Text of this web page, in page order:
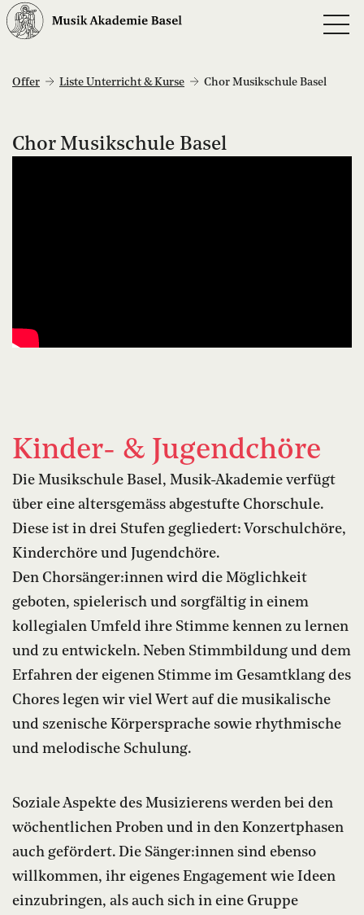
Offer Liste Unterricht & Kurse Chor Musikschule Basel
Chor Musikschule Basel
Kinder- & Jugendchöre
Die Musikschule Basel, Musik-Akademie verfügt
über eine altersgemäss abgestufte Chorschule.
Diese ist in drei Stufen gegliedert: Vorschulchöre,
Kinderchöre und Jugendchöre.
Den Chorsänger:innen wird die Möglichkeit
geboten, spielerisch und sorgfältig in einem
kollegialen Umfeld ihre Stimme kennen zu lernen
und zu entwickeln. Neben Stimmbildung und dem
Erfahren der eigenen Stimme im Gesamtklang des
Chores legen wir viel Wert auf die musikalische
und szenische Körpersprache sowie rhythmische
und melodische Schulung.
Soziale Aspekte des Musizierens werden bei den
wöchentlichen Proben und in den Konzertphasen
auch gefördert. Die Sänger:innen sind ebenso
willkommen, ihr eigenes Engagement wie Ideen
einzubringen, als auch sich in eine Gruppe